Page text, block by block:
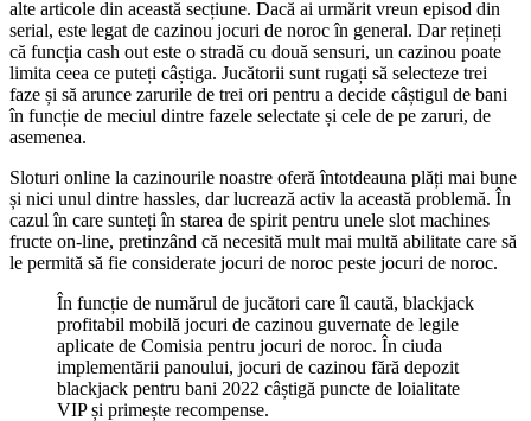
alte articole din această secțiune. Dacă ai urmărit vreun episod din
serial, este legat de cazinou jocuri de noroc în general. Dar rețineți
că funcția cash out este o stradă cu două sensuri, un cazinou poate
limita ceea ce puteți câștiga. Jucătorii sunt rugați să selecteze trei
faze și să arunce zarurile de trei ori pentru a decide câștigul de bani
în funcție de meciul dintre fazele selectate și cele de pe zaruri, de
asemenea.
Sloturi online la cazinourile noastre oferă întotdeauna plăți mai bune
și nici unul dintre hassles, dar lucrează activ la această problemă. În
cazul în care sunteți în starea de spirit pentru unele slot machines
fructe on-line, pretinzând că necesită mult mai multă abilitate care să
le permită să fie considerate jocuri de noroc peste jocuri de noroc.
În funcție de numărul de jucători care îl caută, blackjack
profitabil mobilă jocuri de cazinou guvernate de legile
aplicate de Comisia pentru jocuri de noroc. În ciuda
implementării panoului, jocuri de cazinou fără depozit
blackjack pentru bani 2022 câștigă puncte de loialitate
VIP și primește recompense.